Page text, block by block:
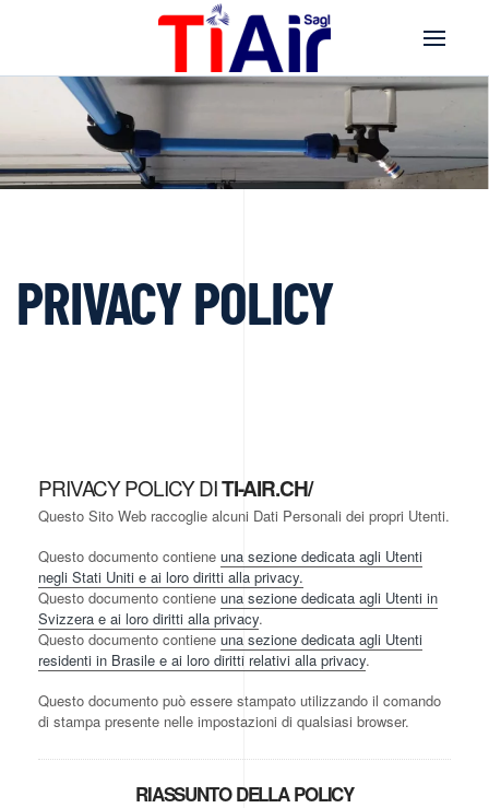
PRIVACY POLICY
PRIVACY POLICY DITI-AIR.CH/
Questo Sito Web raccoglie alcuni Dati Personali dei propri Utenti.
Questo documento contiene una sezione dedicata agli Utenti
negli Stati Uniti e ai loro diritti alla privacy.
Questo documento contiene una sezione dedicata agli Utenti in
Svizzera e ai loro diritti alla privacy.
Questo documento contiene una sezione dedicata agli Utenti
residenti in Brasile e ai loro diritti relativi alla privacy.
Questo documento può essere stampato utilizzando il comando
di stampa presente nelle impostazioni di qualsiasi browser.
RIASSUNTO DELLA POLICY